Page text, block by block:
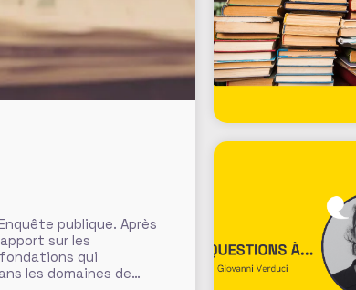
publique. Après
sur les
qui
les domaines de